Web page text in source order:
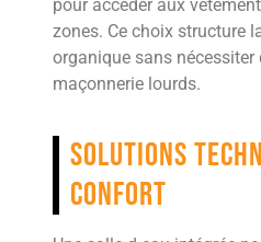
pour accéder aux
zones. Ce choix structure
organique sans nécessiter
maçonnerie lourds.
Solutions
confort